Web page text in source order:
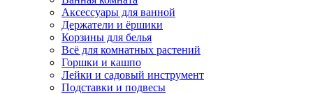
Аксессуары для ванной
Держатели и ёршики
Корзины для белья
Всё для комнатных растений
Горшки и кашпо
Лейки и садовый инструмент
Подставки и подвесы